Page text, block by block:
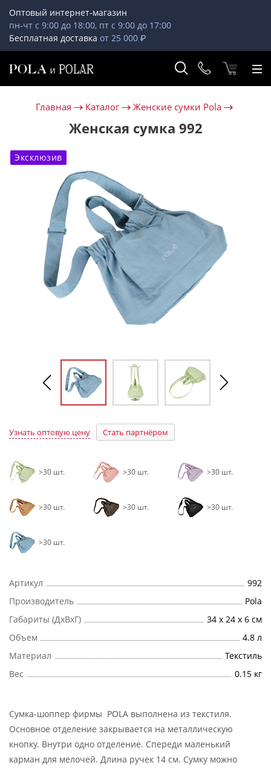
Оптовый интернет-магазин
пн-чт с 9:00 до 18:00, пт с 9:00 до 17:00
Бесплатная доставка от 25 000 ₽
Главная Каталог Женские сумки Pola
Женская сумка 992
Эксклюзив
Узнать оптовую цену Стать партнёром
>30 шт. >30 шт. >30 шт.
>30 шт. >30 шт. >30 шт.
>30 шт.
Артикул
992
Производитель
Pola
Габариты (ДхВхГ)
34 х 24 х 6 см
Объем
4.8 л
Материал
Текстиль
Вес
0.15 кг
Сумка-шоппер фирмы POLA выполнена из текстиля.
Основное отделение закрывается на металлическую
кнопку. Внутри одно отделение. Спереди маленький
карман для мелочей. Длина ручек 14 см. Сумку можно